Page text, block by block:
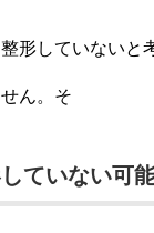
形していないと
ん。そ
ていない可